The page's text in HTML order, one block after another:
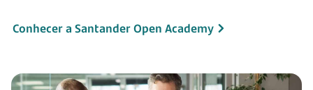
Conhecer a Santander Open Academy